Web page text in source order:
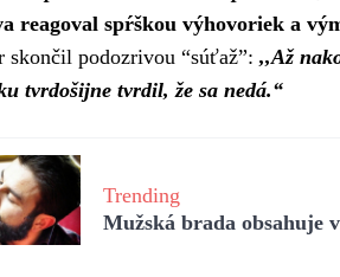
reagoval spŕškou výhovoriek a
skončil podozrivou “súťaž”: ,,Až
tvrdošijne tvrdil, že sa nedá.“
Trending
Mužská brada obsahuje